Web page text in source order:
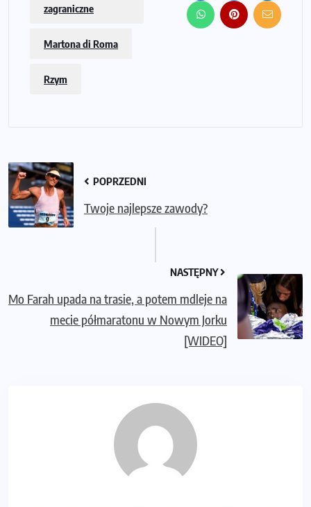
zagraniczne
Martona di Roma
Rzym
POPRZEDNI
Twoje najlepsze zawody?
NASTĘPNY
Mo Farah upada na trasie, a potem mdleje na
mecie półmaratonu w Nowym Jorku
[WIDEO]